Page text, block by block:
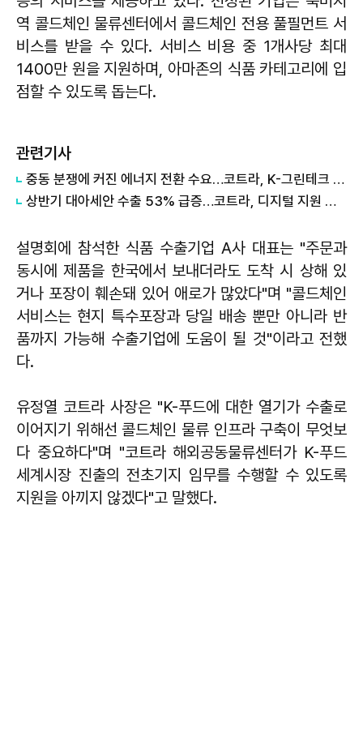
역 콜드체인 물류센터에서 콜드체인 전용 풀필먼트 서
비스를 받을 수 있다. 서비스 비용 중 1개사당 최대
1400만 원을 지원하며, 아마존의 식품 카테고리에 입
점할 수 있도록 돕는다.
관련기사
중동 분쟁에 커진 에너지 전환 수요…코트라, K-그린테크 수출길 넓힌다
상반기 대아세안 수출 53% 급증…코트라, 디지털 지원 패키지 가동
설명회에 참석한 식품 수출기업 A사 대표는 "주문과
동시에 제품을 한국에서 보내더라도 도착 시 상해 있
거나 포장이 훼손돼 있어 애로가 많았다"며 "콜드체인
서비스는 현지 특수포장과 당일 배송 뿐만 아니라 반
품까지 가능해 수출기업에 도움이 될 것"이라고 전했
다.
유정열 코트라 사장은 "K-푸드에 대한 열기가 수출로
이어지기 위해선 콜드체인 물류 인프라 구축이 무엇보
다 중요하다"며 "코트라 해외공동물류센터가 K-푸드
세계시장 진출의 전초기지 임무를 수행할 수 있도록
지원을 아끼지 않겠다"고 말했다.